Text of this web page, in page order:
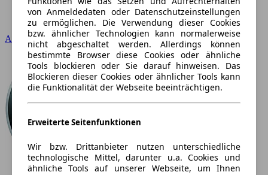
Audi
von Anmeldedaten oder Datenschutzeinstellungen
zu ermöglichen. Die Verwendung dieser Cookies
bzw. ähnlicher Technologien kann normalerweise
nicht abgeschaltet werden. Allerdings können
bestimmte Browser diese Cookies oder ähnliche
Tools blockieren oder Sie darauf hinweisen. Das
Blockieren dieser Cookies oder ähnlicher Tools kann
die Funktionalität der Webseite beeinträchtigen.
Erweiterte Seitenfunktionen
Wir bzw. Drittanbieter nutzen unterschiedliche
technologische Mittel, darunter u.a. Cookies und
ähnliche Tools auf unserer Webseite, um Ihnen